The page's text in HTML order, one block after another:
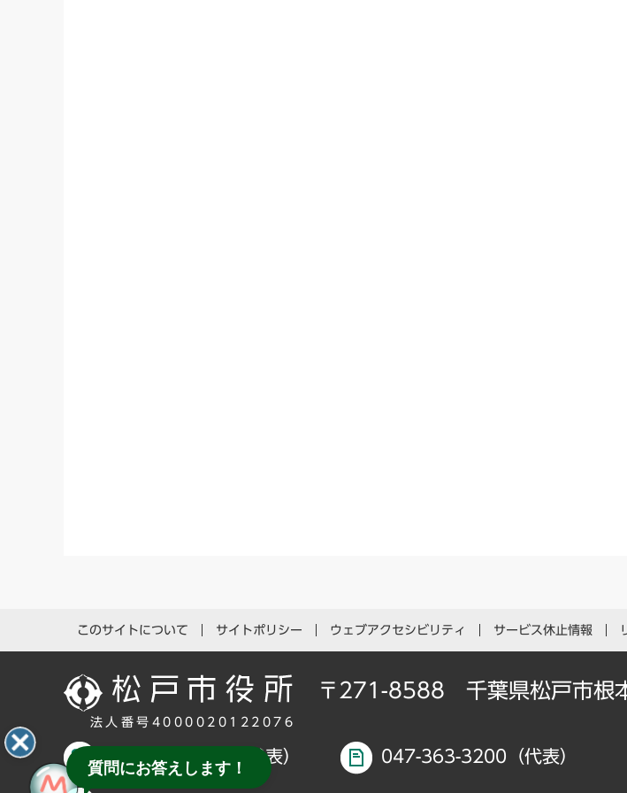
このサイトについて サイトポリシー ウェブアクセシビリティ サービス休止情報
法人番号4000020122076
〒271-8588 千葉県松戸市根
047-366-1111（代表） 047-363-3200（代表）
質問にお答えします！